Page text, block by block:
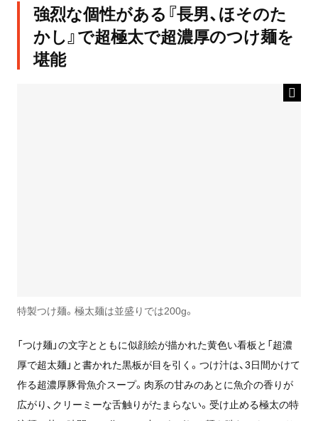
強烈な個性がある『長男、ほそのた
かし』で超極太で超濃厚のつけ麺を
堪能
特製つけ麺。極太麺は並盛りでは200g。
「つけ麺」の文字とともに似顔絵が描かれた黄色い看板と「超濃
厚で超太麺」と書かれた黒板が目を引く。つけ汁は、3日間かけて
作る超濃厚豚骨魚介スープ。肉系の甘みのあとに魚介の香りが
広がり、クリーミーな舌触りがたまらない。受け止める極太の特